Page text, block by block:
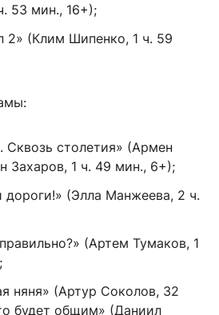
53 мин., 16+);
2» (Клим Шипенко, 1 ч. 59
Сквозь столетия» (Армен
Захаров, 1 ч. 49 мин., 6+);
(Элла Манжеева, 2 ч.
(Артем Тумаков, 1
няня» (Артур Соколов, 32
будет общим» (Даниил